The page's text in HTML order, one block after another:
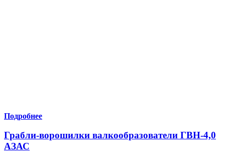
Подробнее
Грабли-ворошилки валкообразователи ГВН-4,0
АЗАС